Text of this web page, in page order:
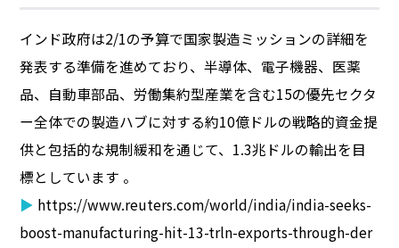
インド政府は2/1の予算で国家製造ミッションの詳細を
発表する準備を進めており、半導体、電子機器、医薬
品、自動車部品、労働集約型産業を含む15の優先セクタ
ー全体での製造ハブに対する約10億ドルの戦略的資金提
供と包括的な規制緩和を通じて、1.3兆ドルの輸出を目
標としています 。
▶ https://www.reuters.com/world/india/india-seeks-
boost-manufacturing-hit-13-trln-exports-through-der